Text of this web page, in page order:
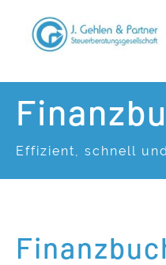
Effizient, schnell